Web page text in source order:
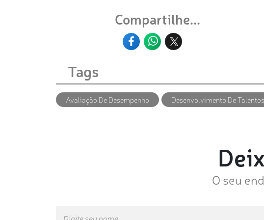
Compartilhe...
Tags
Avaliação De Desempenho Desenvolvimento De Talentos
O seu